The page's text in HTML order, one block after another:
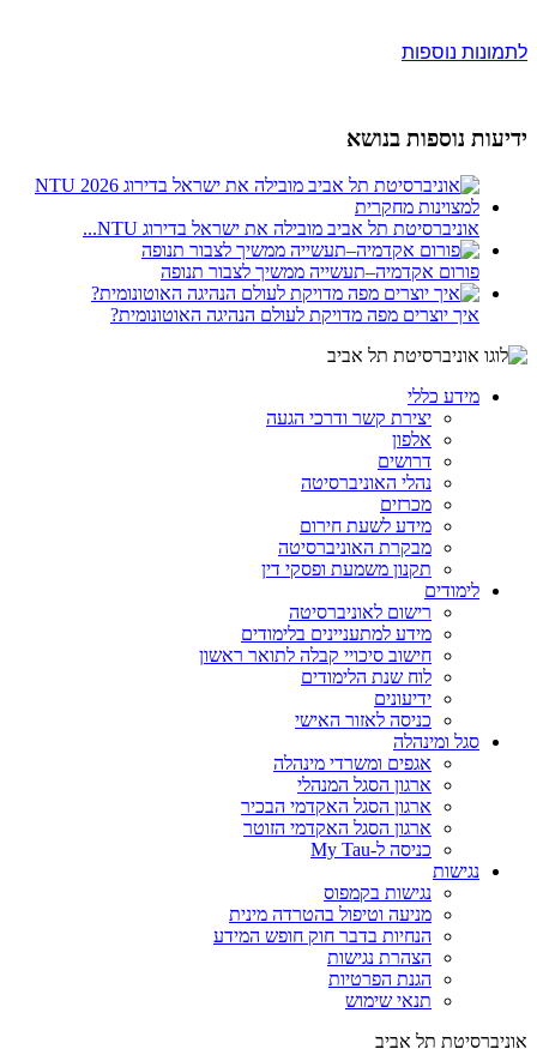
לתמונות נוספות
ידיעות נוספות בנושא
אוניברסיטת תל אביב מובילה את ישראל בדירוג NTU...
פורום אקדמיה–תעשייה ממשיך לצבור תנופה
איך יוצרים מפה מדויקת לעולם הנהיגה האוטונומית?
מידע כללי
יצירת קשר ודרכי הגעה
אלפון
דרושים
נהלי האוניברסיטה
מכרזים
מידע לשעת חירום
מבקרת האוניברסיטה
תקנון משמעת ופסקי דין
לימודים
רישום לאוניברסיטה
מידע למתעניינים בלימודים
חישוב סיכויי קבלה לתואר ראשון
לוח שנת הלימודים
ידיעונים
כניסה לאזור האישי
סגל ומינהלה
אגפים ומשרדי מינהלה
ארגון הסגל המנהלי
ארגון הסגל האקדמי הבכיר
ארגון הסגל האקדמי הזוטר
כניסה ל-My Tau
נגישות
נגישות בקמפוס
מניעה וטיפול בהטרדה מינית
הנחיות בדבר חוק חופש המידע
הצהרת נגישות
הגנת הפרטיות
תנאי שימוש
אוניברסיטת תל אביב